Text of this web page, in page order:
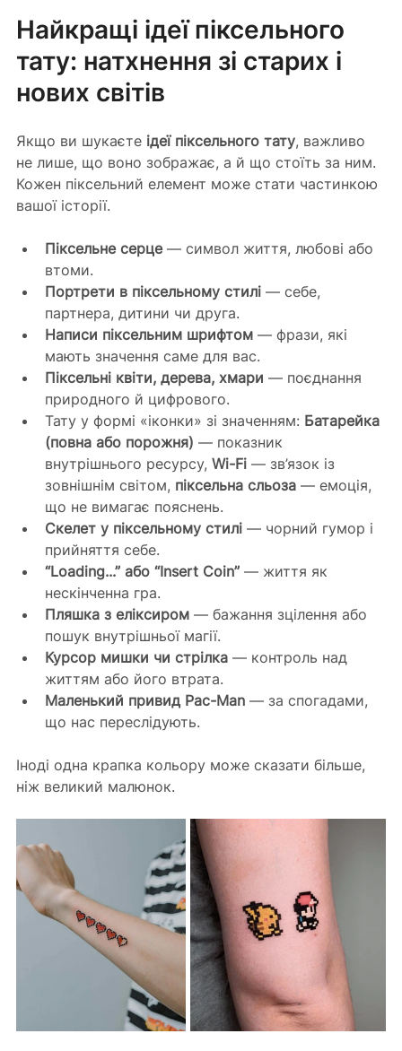
Найкращі ідеї піксельного
тату: натхнення зі старих і
нових світів
Якщо ви шукаєте ідеї піксельного тату, важливо
не лише, що воно зображає, а й що стоїть за ним.
Кожен піксельний елемент може стати частинкою
вашої історії.
Піксельне серце — символ життя, любові або
втоми.
Портрети в піксельному стилі — себе,
партнера, дитини чи друга.
Написи піксельним шрифтом — фрази, які
мають значення саме для вас.
Піксельні квіти, дерева, хмари — поєднання
природного й цифрового.
Тату у формі «іконки» зі значенням: Батарейка
(повна або порожня) — показник
внутрішнього ресурсу, Wi-Fi — зв’язок із
зовнішнім світом, піксельна сльоза — емоція,
що не вимагає пояснень.
Скелет у піксельному стилі — чорний гумор і
прийняття себе.
“Loading...” або “Insert Coin” — життя як
нескінченна гра.
Пляшка з еліксиром — бажання зцілення або
пошук внутрішньої магії.
Курсор мишки чи стрілка — контроль над
життям або його втрата.
Маленький привид Pac-Man — за спогадами,
що нас переслідують.
Іноді одна крапка кольору може сказати більше,
ніж великий малюнок.